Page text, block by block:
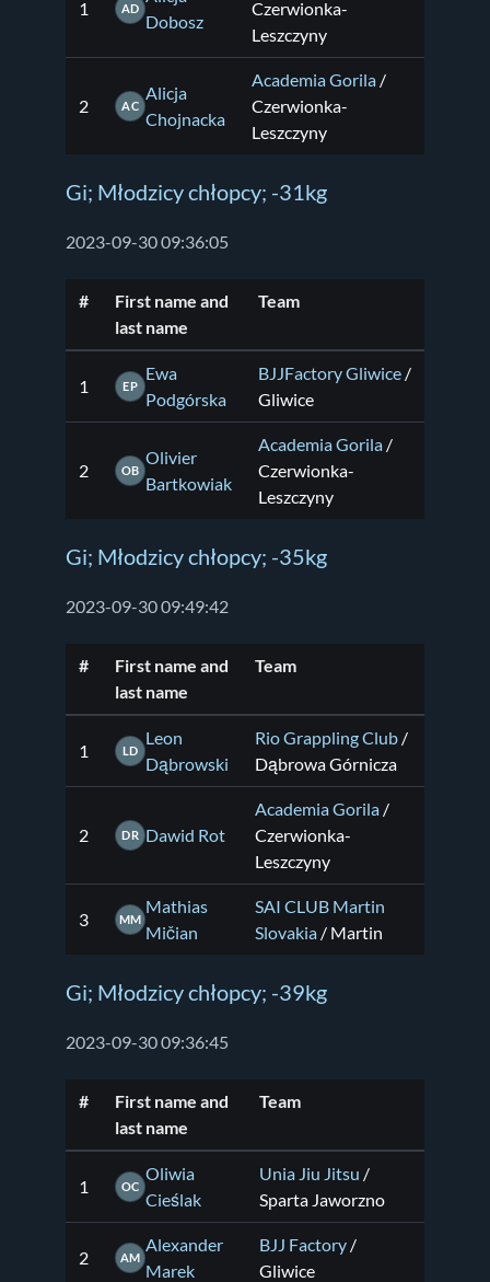
1 AD
Dobosz
Czerwionka-
Leszczyny
2 AC
Alicja
Chojnacka
Academia Gorila /
Czerwionka-
Leszczyny
Gi; Młodzicy chłopcy; -31kg
2023-09-30 09:36:05
#
First name and
last name
Team
1 EP
Ewa
Podgórska
BJJFactory Gliwice /
Gliwice
2 OB
Olivier
Bartkowiak
Academia Gorila /
Czerwionka-
Leszczyny
Gi; Młodzicy chłopcy; -35kg
2023-09-30 09:49:42
#
First name and
last name
Team
1 LD
Leon
Dąbrowski
Rio Grappling Club /
Dąbrowa Górnicza
2 DR Dawid Rot
Academia Gorila /
Czerwionka-
Leszczyny
3 MM
Mathias
Mičian
SAI CLUB Martin
Slovakia / Martin
Gi; Młodzicy chłopcy; -39kg
2023-09-30 09:36:45
#
First name and
last name
Team
1 OC
Oliwia
Cieślak
Unia Jiu Jitsu /
Sparta Jaworzno
2 AM
Alexander
Marek
BJJ Factory /
Gliwice